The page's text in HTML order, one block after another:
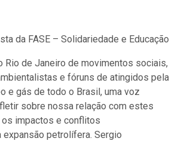
da FASE – Solidariedade e Educação
Rio de Janeiro de movimentos sociais,
e fóruns de atingidos pela
e gás de todo o Brasil, uma voz
sobre nossa relação com estes
impactos e conflitos
petrolífera. Sergio